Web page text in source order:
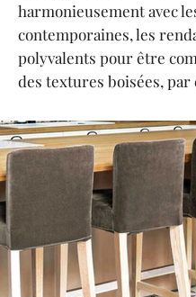
harmonieusement avec
contemporaines, les
polyvalents pour être
des textures boisées, par